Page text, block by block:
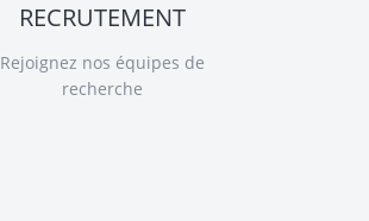
RECRUTEMENT
Rejoignez nos équipes de
recherche